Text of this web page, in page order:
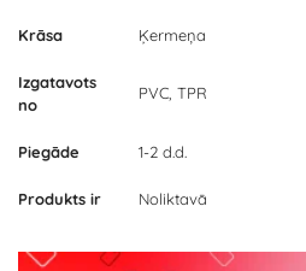
Krāsa Ķermeņa
Izgatavots
no
PVC, TPR
Piegāde 1-2 d.d.
Produkts ir Noliktavā